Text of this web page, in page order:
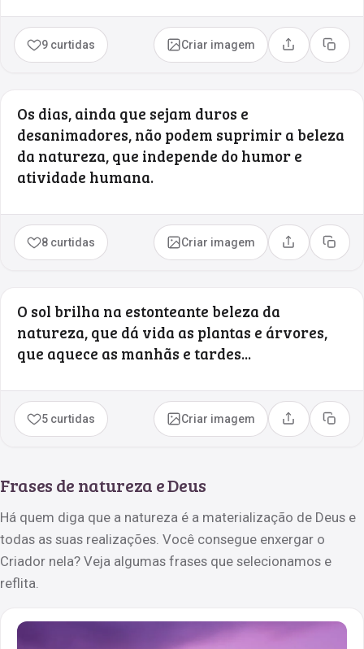
9 curtidas Criar imagem Compartilhar
Copiar
Os dias, ainda que sejam duros e
desanimadores, não podem suprimir a beleza
da natureza, que independe do humor e
atividade humana.
8 curtidas Criar imagem Compartilhar
Copiar
O sol brilha na estonteante beleza da
natureza, que dá vida as plantas e árvores,
que aquece as manhãs e tardes...
5 curtidas Criar imagem Compartilhar
Copiar
Frases de natureza e Deus
Há quem diga que a natureza é a materialização de Deus e
todas as suas realizações. Você consegue enxergar o
Criador nela? Veja algumas frases que selecionamos e
reflita.